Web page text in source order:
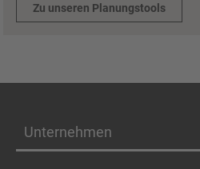
Zu unseren Planungstools
Unternehmen